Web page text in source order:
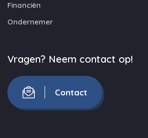
Financiën
Ondernemer
Vragen? Neem contact op!
Contact